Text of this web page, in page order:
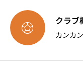
 クラブ
カンカ